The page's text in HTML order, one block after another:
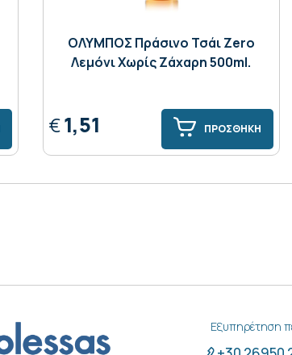
ΟΛΥΜΠΟΣ Πράσινο Τσάι Zero
Λεμόνι Χωρίς Ζάχαρη 500ml.
€1,51 ΠΡΟΣΘΗΚΗ
Εξυπηρέτηση